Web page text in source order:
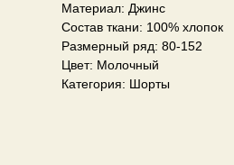
Материал: Джинс
Состав ткани: 100% хлопок
Размерный ряд: 80-152
Цвет: Молочный
Категория: Шорты